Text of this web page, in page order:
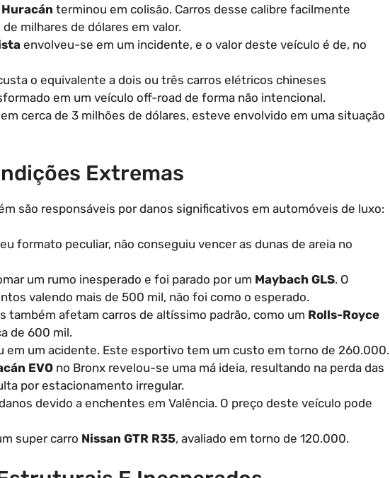
terminou em colisão. Carros desse calibre facilmente
milhares de dólares em valor.
envolveu-se em um incidente, e o valor deste veículo é de, no
o equivalente a dois ou três carros elétricos chineses
em um veículo off-road de forma não intencional.
em cerca de 3 milhões de dólares, esteve envolvido em uma situação
Extremas
são responsáveis por danos significativos em automóveis de luxo:
formato peculiar, não conseguiu vencer as dunas de areia no
um rumo inesperado e foi parado por um Maybach GLS. O
valendo mais de 500 mil, não foi como o esperado.
também afetam carros de altíssimo padrão, como um Rolls-Royce
de 600 mil.
em um acidente. Este esportivo tem um custo em torno de 260.000.
EVO no Bronx revelou-se uma má ideia, resultando na perda das
por estacionamento irregular.
devido a enchentes em Valência. O preço deste veículo pode
super carro Nissan GTR R35, avaliado em torno de 120.000.